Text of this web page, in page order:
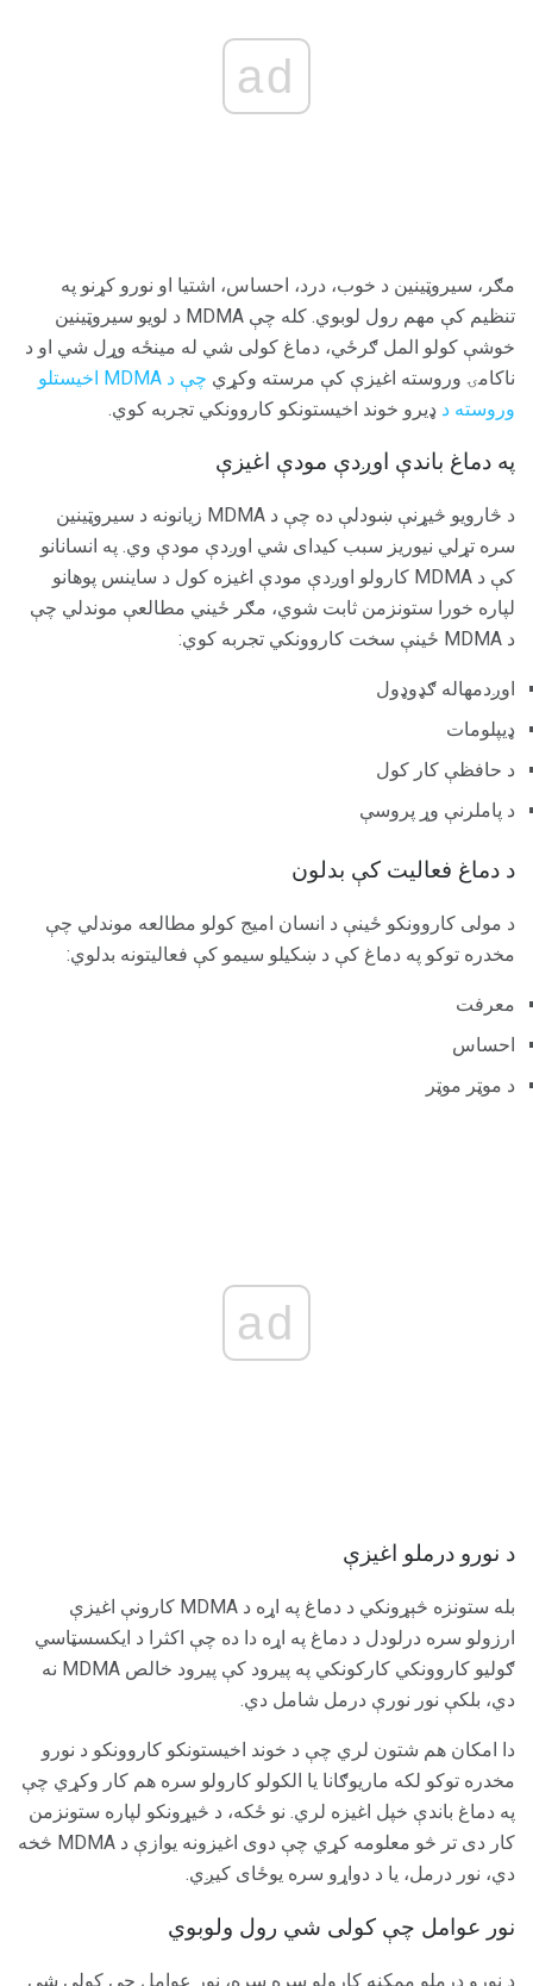
ad
مګر، سیروټینین د خوب، درد، احساس، اشتیا او نورو کړنو په
تنظیم کې مهم رول لوبوي. کله چې MDMA د لویو سیروټینین
خوشې کولو المل ګرځي، دماغ کولی شي له مینځه وړل شي او د
ناکامۍ وروسته اغیزې کې مرسته وکړي
چې د MDMA اخیستلو
وروسته د ډیرو خوند اخیستونکو کاروونکي تجربه کوي.
په دماغ باندې اوږدې مودې اغیزې
د څارويو څيړنې ښودلې ده چې د MDMA زيانونه د سيروټينين
سره تړلي نيوريز سبب کيداى شي اوږدې مودې وي. په انسانانو
کې د MDMA کارولو اوږدې مودې اغیزه کول د ساینس پوهانو
لپاره خورا ستونزمن ثابت شوي، مګر ځیني مطالعې موندلي چې
د MDMA ځینې سخت کاروونکي تجربه کوي:
اوږدمهاله ګډوډول
ډیپلومات
د حافظې کار کول
د پاملرنې وړ پروسې
د دماغ فعالیت کې بدلون
د مولی کاروونکو ځینې د انسان امیج کولو مطالعه موندلي چې
مخدره توکو په دماغ کې د ښکیلو سیمو کې فعالیتونه بدلوي:
معرفت
احساس
د موټر موټر
ad
د نورو درملو اغیزې
بله ستونزه څېړونکي د دماغ په اړه د MDMA کارونې اغیزې
ارزولو سره درلودل د دماغ په اړه دا ده چې اکثرا د ایکسسټاسي
ګولیو کاروونکي کارکونکي په پیرود کې پیرود خالص MDMA نه
دي، بلکې نور نورې درمل شامل دي.
دا امکان هم شتون لري چې د خوند اخیستونکو کاروونکو د نورو
مخدره توکو لکه ماریوګانا یا الکولو کارولو سره هم کار وکړي چې
په دماغ باندې خپل اغیزه لري. نو ځکه، د څیړونکو لپاره ستونزمن
کار دی تر څو معلومه کړي چې دوی اغیزونه یوازې د MDMA څخه
دي، نور درمل، یا د دواړو سره یوځای کیږي.
نور عوامل چې کولی شي رول ولوبوي
د نورو درملو ممکنه کارولو سره سره، نور عوامل چې کولی شي